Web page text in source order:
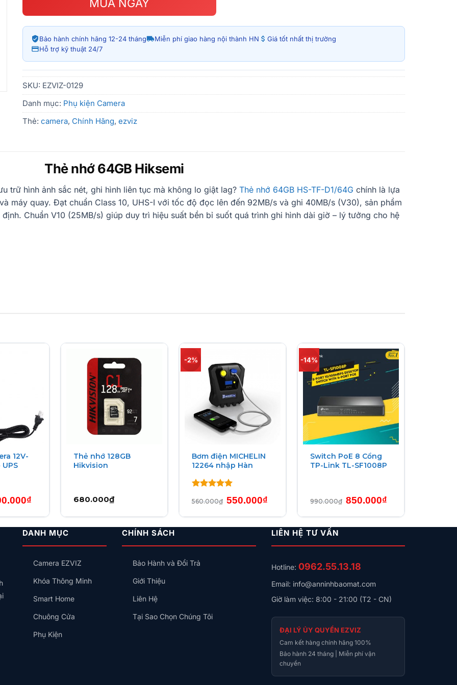
MUA NGAY
Bảo hành chính hãng 12-24 tháng Miễn phí giao hàng nội thành HN
Giá tốt nhất thị trường
Hỗ trợ kỹ thuật 24/7
SKU: EZVIZ-0129
Danh mục: Phụ kiện Camera
Thẻ: camera, Chính Hãng, ezviz
Thẻ nhớ 64GB Hiksemi
trữ hình ảnh sắc nét, ghi hình liên tục mà không lo giật lag? Thẻ nhớ 64GB HS-TF-D1/64G chính là lựa
máy quay. Đạt chuẩn Class 10, UHS-I với tốc độ đọc lên đến 92MB/s và ghi 40MB/s (V30), sản phẩm
Chuẩn V10 (25MB/s) giúp duy trì hiệu suất bền bỉ suốt quá trình ghi hình dài giờ – lý tưởng cho hệ
– tên tuổi lớn trong lĩnh vực camera an ninh, xuất xứ tại Hàng Châu, Chiết Giang, Trung Quốc.
vào thị trường ổ cứng SSD phổ thông với dòng sản phẩm mang tên Hiksemi, trong đó mẫu SSD đầu tay
ổn định trên chuẩn PCIe Gen 3×4, sử dụng bộ nhớ D-RAM less NAND TLC.
vấn đề với thẻ nhớ khi dùng với camera mua tại An Ninh Bảo Mật, việc xử lý bảo hành nhanh chóng và
thẻ nhớ, bạn sẽ hỗ trợ cài đặt, khắc phục sự cố cho cả hệ thống.
12V-
₫
290.000₫.
Thẻ nhớ 128GB
Hikvision
680.000₫
-2%
Bơm điện MICHELIN
12264 nhập Hàn
hạng55
560.000₫ Giá
gốc
550.000₫
550.000₫.
-14%
Switch PoE 8 Cổng
TP-Link TL-SF1008P
990.000₫ Giá
gốc
850.000₫
850.000₫.
DANH MỤC
Camera EZVIZ
Khóa Thông Minh
Smart Home
Chuông Cửa
Phụ Kiện
CHÍNH SÁCH
Bảo Hành và Đổi Trả
Giới Thiệu
Liên Hệ
Tại Sao Chọn Chúng Tôi
LIÊN HỆ TƯ VẤN
Hotline: 0962.55.13.18
Email: info@anninhbaomat.com
Giờ làm việc: 8:00 - 21:00 (T2 - CN)
ĐẠI LÝ ỦY QUYỀN EZVIZ
Cam kết hàng chính hãng 100%
Bảo hành 24 tháng | Miễn phí vận
chuyển